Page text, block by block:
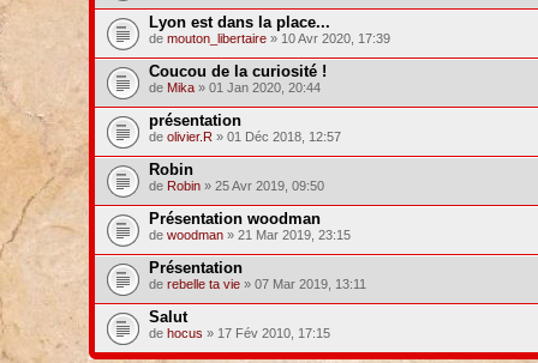
Lyon est dans la place...
de mouton_libertaire» 10 Avr 2020, 17:39
Coucou de la curiosité !
de Mika» 01 Jan 2020, 20:44
présentation
de olivier.R » 01 Déc 2018, 12:57
Robin
de Robin» 25 Avr 2019, 09:50
Présentation woodman
de woodman» 21 Mar 2019, 23:15
Présentation
de rebelle ta vie» 07 Mar 2019, 13:11
Salut
de hocus » 17 Fév 2010, 17:15